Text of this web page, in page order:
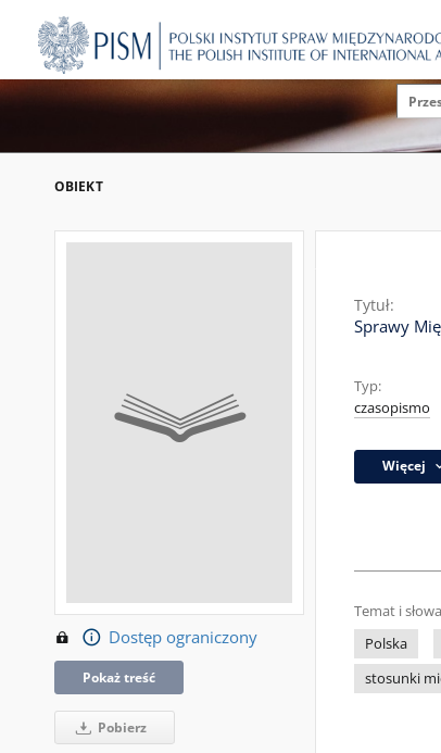
OBIEKT
Dostęp ograniczony
Pokaż treść
Pobierz
Tytuł:
Sprawy
Typ:
czasopismo
Więcej
Temat i
Polska
stosunki